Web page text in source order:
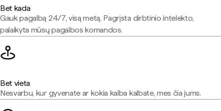
Bet kada
Gauk pagalbą 24/7, visą metą. Pagrįsta dirbtinio intelekto,
palaikyta mūsų pagalbos komandos.
Bet vieta
Nesvarbu, kur gyvenate ar kokia kalba kalbate, mes čia jums.